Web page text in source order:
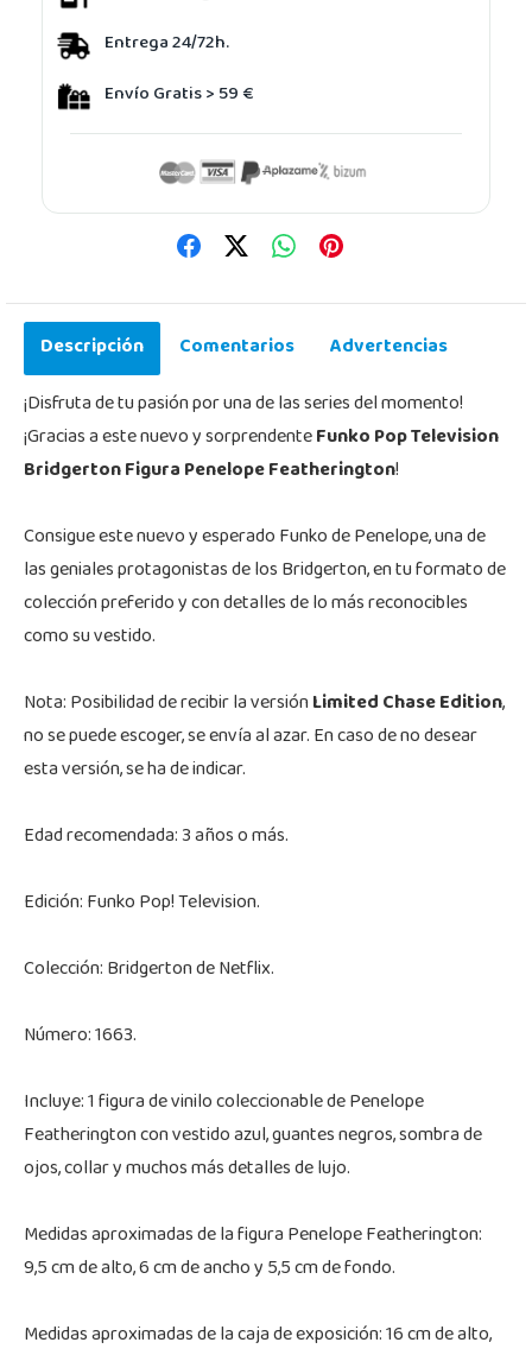
Entrega 24/72h.
Envío Gratis > 59 €
Descripción Comentarios
Advertencias
¡Disfruta de tu pasión por una de las series del momento!
¡Gracias a este nuevo y sorprendenteFunko Pop Television
Bridgerton Figura Penelope Featherington!
Consigue este nuevo y esperado Funko de Penelope, una de
las geniales protagonistas de los Bridgerton, en tu formato de
colección preferido y con detalles de lo más reconocibles
como su vestido.
Nota: Posibilidad de recibir la versiónLimited Chase Edition,
no se puede escoger, se envía al azar. En caso de no desear
esta versión, se ha de indicar.
Edad recomendada: 3 años o más.
Edición: Funko Pop! Television.
Colección: Bridgerton de Netflix.
Número: 1663.
Incluye: 1 figura de vinilo coleccionable de Penelope
Featherington con vestido azul, guantes negros, sombra de
ojos, collar y muchos más detalles de lujo.
Medidas aproximadas de la figura Penelope Featherington:
9,5 cm de alto, 6 cm de ancho y 5,5 cm de fondo.
Medidas aproximadas de la caja de exposición: 16 cm de alto,